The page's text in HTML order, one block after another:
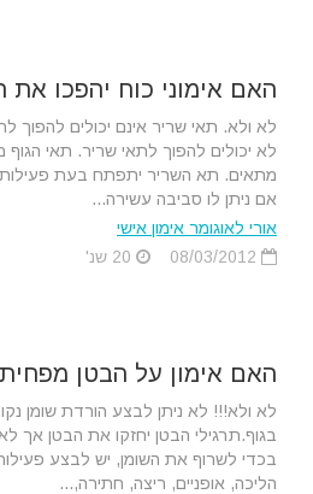
האם אימוני כוח יהפכו את
לא ולא. תאי שריר אינם יכולים להפוך
לא יכולים להפוך לתאי שריר. תאי
מתאים. תא השריר יתפתח בעת פעילות
אם ניתן לו סביבה עשירה...
אורי לאוגומר אימון אישי
האם אימון על הבטן
לא ולא!!! לא ניתן לבצע הורדת שומן
בגוף.תרגילי הבטן יחזקו את הבטן אך
בכדי לשרוף את השומן, יש לבצע פעילות
הליכה, אופניים, ריצה, חתירה,...